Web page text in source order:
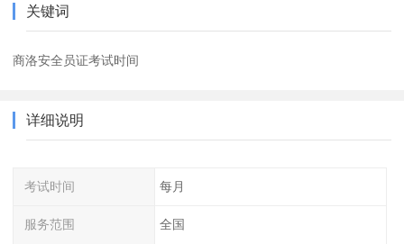
关键词
商洛安全员证考试时间
详细说明
考试时间 每月
服务范围 全国